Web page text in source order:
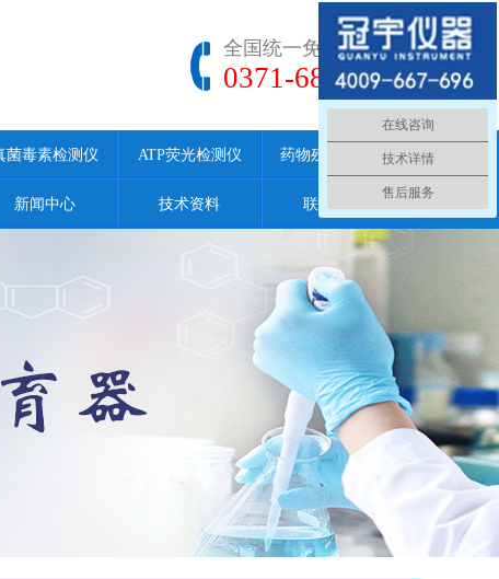
全国统一免费服务热线
0371-68186699
菌毒素检测仪 ATP荧光检测仪 药物残留检测仪
新闻中心 技术资料 联系我们
在线咨询
技术详情
售后服务